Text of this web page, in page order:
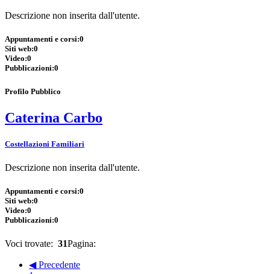
Descrizione non inserita dall'utente.
Appuntamenti e corsi:0
Siti web:0
Video:0
Pubblicazioni:0
Profilo Pubblico
Caterina Carbo
Costellazioni Familiari
Descrizione non inserita dall'utente.
Appuntamenti e corsi:0
Siti web:0
Video:0
Pubblicazioni:0
Voci trovate: 31Pagina:
◀ Precedente